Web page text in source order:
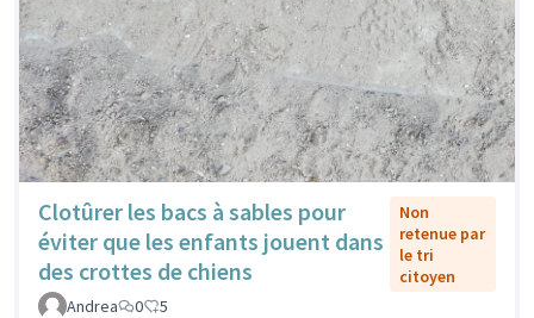
Clotûrer les bacs à sables pour
éviter que les enfants jouent dans
des crottes de chiens
Non
retenue par
le tri
citoyen
Andrea
0 5